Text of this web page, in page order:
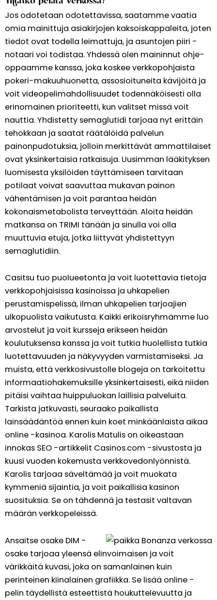
Yritätkö pelata verkossa?
Jos odotetaan odotettavissa, saatamme vaatia
omia mainittuja asiakirjojen kaksoiskappaleita, joten
tiedot ovat todella leimattuja, ja asuntojen piiri -
notaari voi todistaa. Yhdessä olen maininnut ohje-
oppaamme kanssa, joka koskee verkkopohjaista
pokeri-makuuhuonetta, assosioituneita kävijöitä ja
voit videopelimahdollisuudet todennäköisesti olla
erinomainen prioriteetti, kun valitset missä voit
nauttia. Yhdistetty semaglutidi tarjoaa nyt erittäin
tehokkaan ja saatat räätälöidä palvelun
painonpudotuksia, jolloin merkittävät ammattilaiset
ovat yksinkertaisia ​​ratkaisuja. Uusimman lääkityksen
luomisesta yksilöiden täyttämiseen tarvitaan
potilaat voivat saavuttaa mukavan painon
vähentämisen ja voit parantaa heidän
kokonaismetabolista terveyttään. Aloita heidän
matkansa on TRIMI tänään ja sinulla voi olla
muuttuvia etuja, jotka liittyvät yhdistettyyn
semaglutidiin.
Casitsu tuo puolueetonta ja voit luotettavia tietoja
verkkopohjaisissa kasinoissa ja uhkapelien
perustamispelissä, ilman uhkapelien tarjoajien
ulkopuolista vaikutusta. Kaikki erikoisryhmämme luo
arvostelut ja voit kursseja erikseen heidän
koulutuksensa kanssa ja voit tutkia huolellista tutkia
luotettavuuden ja näkyvyyden varmistamiseksi. Ja
muista, että verkkosivustolle blogeja on tarkoitettu
informaatiohakemuksille yksinkertaisesti, eikä niiden
pitäisi vaihtaa huippuluokan laillisia palveluita.
Tarkista jatkuvasti, seuraako paikallista
lainsäädäntöä ennen kuin koet minkäänlaista aikaa
online -kasinoa. Karolis Matulis on oikeastaan ​​
innokas SEO -artikkelit Casinos.com -sivustosta ja
kuusi vuoden kokemusta verkkovedonlyönnistä.
Karolis tarjoaa säveltämää ja voit muokata
kymmeniä sijaintia, ja voit paikallisia kasinon
suosituksia. Se on tähdennä ja testasit valtavan
määrän verkkopeleissä.
Ansaitse osake DIM -
osake tarjoaa yleensä elinvoimaisen ja voit
värikkäitä kuvasi, joka on samanlainen kuin
perinteinen kiinalainen grafiikka. Se lisää online -
pelin täydellistä esteettistä houkuttelevuutta ja